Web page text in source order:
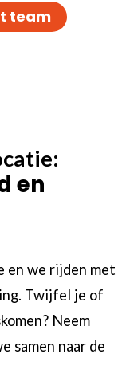
team
en
en we rijden met
Twijfel je of
Neem
samen naar de